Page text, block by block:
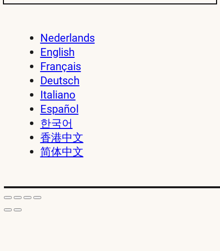
Nederlands
English
Français
Deutsch
Italiano
Español
한국어
香港中文
简体中文